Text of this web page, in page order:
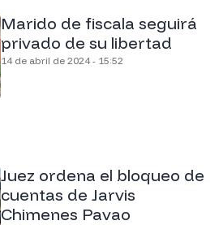
Marido de fiscala seguirá
privado de su libertad
14 de abril de 2024 - 15:52
Juez ordena el bloqueo de
cuentas de Jarvis
Chimenes Pavao